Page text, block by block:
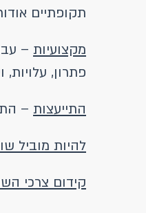
תקופתיים
מקצועיות –
פתרון, עלויות,
התייעצות –
להיות מוביל
קידום צרכי